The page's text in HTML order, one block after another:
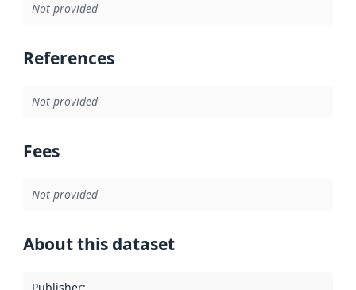
Not provided
References
Not provided
Fees
Not provided
About this dataset